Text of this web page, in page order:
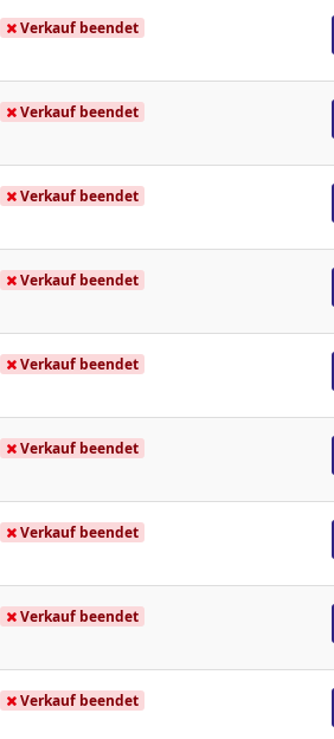
Verkauf beendet
Verkauf beendet
Verkauf beendet
Verkauf beendet
Verkauf beendet
Verkauf beendet
Verkauf beendet
Verkauf beendet
Verkauf beendet